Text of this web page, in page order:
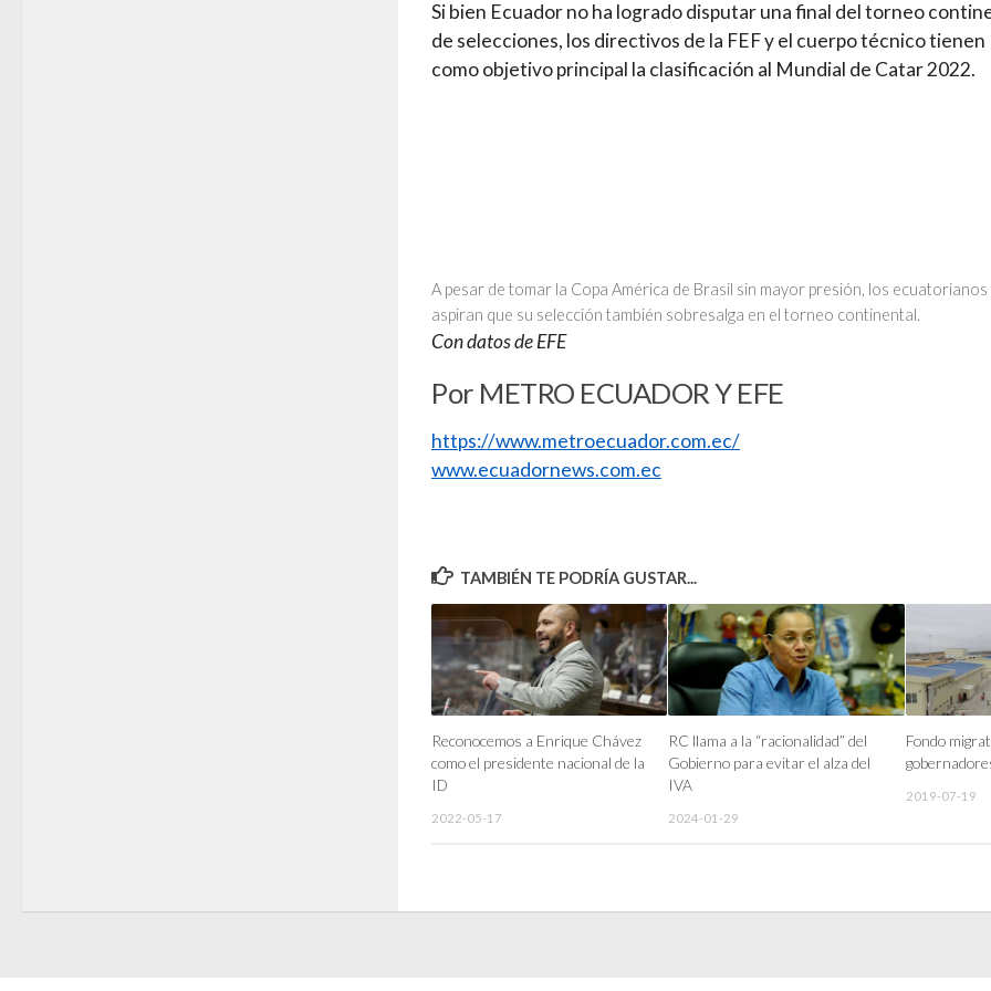
Si bien Ecuador no ha logrado disputar una final del torneo
de selecciones, los directivos de la FEF y el cuerpo técnico tienen
como objetivo principal la clasificación al Mundial de Catar 2022.
A pesar de tomar la Copa América de Brasil sin mayor presión, los ecuatorianos
aspiran que su selección también sobresalga en el torneo continental.
Con datos de EFE
Por METRO ECUADOR Y EFE
https://www.metroecuador.com.ec/
www.ecuadornews.com.ec
TAMBIÉN TE PODRÍA GUSTAR...
Reconocemos a Enrique Chávez
como el presidente nacional de la
ID
2022-05-17
RC llama a la “racionalidad” del
Gobierno para evitar el alza del
IVA
2024-01-29
Fondo
2019-07-19